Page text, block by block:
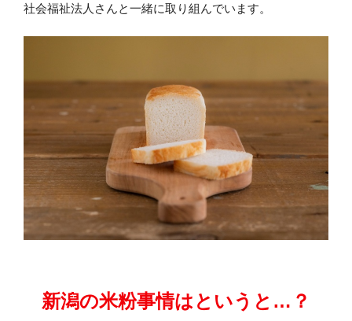
社会福祉法人さんと一緒に取り組んでいます。
新潟の米粉事情はというと…？